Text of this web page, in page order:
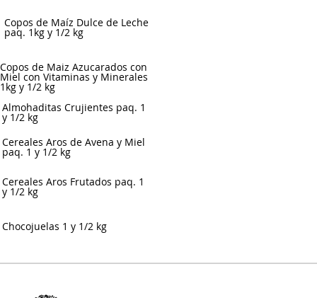
Copos de Maíz Dulce de Leche
paq. 1kg y 1/2 kg
Copos de Maiz Azucarados con
Miel con Vitaminas y Minerales
1kg y 1/2 kg
Almohaditas Crujientes paq. 1
y 1/2 kg
Cereales Aros de Avena y Miel
paq. 1 y 1/2 kg
Cereales Aros Frutados paq. 1
y 1/2 kg
Chocojuelas 1 y 1/2 kg